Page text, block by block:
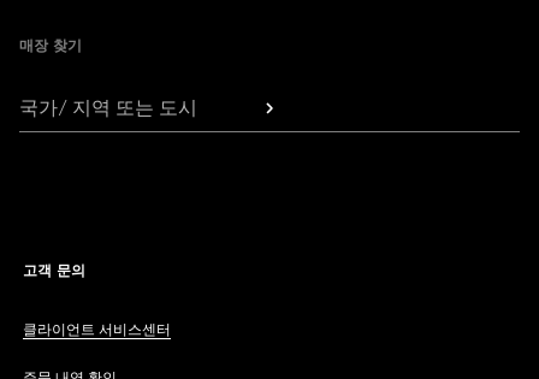
매장 찾기
국가/ 지역 또는 도시
고객 문의
클라이언트 서비스센터